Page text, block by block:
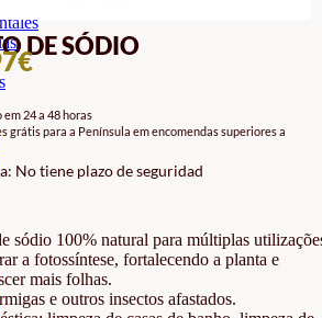
DE SÓDIO
€INTERVALO
PREÇOS:
A
em 24 a 48 horas
grátis para a Península em encomendas superiores a
No tiene plazo de seguridad
sódio 100% natural para múltiplas
a fotossíntese, fortalecendo a planta e
mais folhas.
e outros insectos afastados.